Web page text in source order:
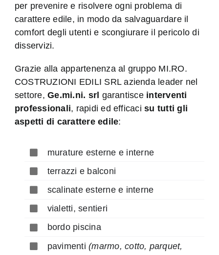
per prevenire e risolvere ogni problema di
carattere edile, in modo da salvaguardare il
comfort degli utenti e scongiurare il pericolo di
disservizi.
Grazie alla appartenenza al gruppo MI.RO.
COSTRUZIONI EDILI SRL azienda leader nel
settore,Ge.mi.ni. srl garantisce interventi
professionali, rapidi ed efficacisu tutti gli
aspetti di carattere edile:
murature esterne e interne
terrazzi e balconi
scalinate esterne e interne
vialetti, sentieri
bordo piscina
pavimenti(marmo, cotto, parquet,